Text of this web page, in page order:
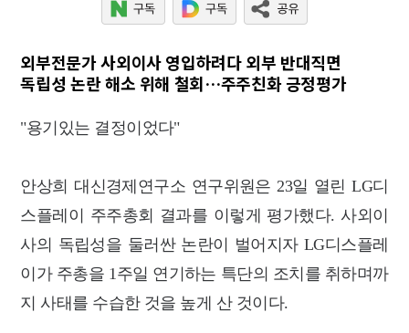
외부전문가 사외이사 영입하려다 외부 반대직면
독립성 논란 해소 위해 철회…주주친화 긍정평가
"용기있는 결정이었다"
안상희 대신경제연구소 연구위원은 23일 열린 LG디
스플레이 주주총회 결과를 이렇게 평가했다. 사외이
사의 독립성을 둘러싼 논란이 벌어지자 LG디스플레
이가 주총을 1주일 연기하는 특단의 조치를 취하며까
지 사태를 수습한 것을 높게 산 것이다.